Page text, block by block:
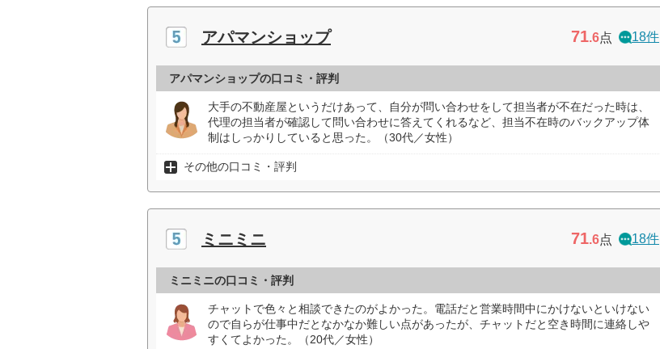
アパマンショップ 71.6点 18件
アパマンショップの口コミ・評判
大手の不動産屋というだけあって、自分が問い合わせをして担当者が不在だった時は、
代理の担当者が確認して問い合わせに答えてくれるなど、担当不在時のバックアップ体
制はしっかりしていると思った。（30代／女性）
その他の口コミ・評判
ミニミニ 71.6点 18件
ミニミニの口コミ・評判
チャットで色々と相談できたのがよかった。電話だと営業時間中にかけないといけない
ので自らが仕事中だとなかなか難しい点があったが、チャットだと空き時間に連絡しや
すくてよかった。（20代／女性）